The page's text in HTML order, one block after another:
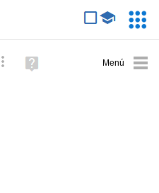
avanzada
Ayuda
(en